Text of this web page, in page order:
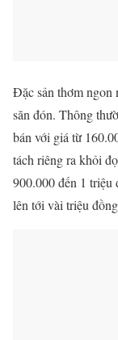
Đặc sản thơm ngon
săn đón. Thông
bán với giá từ
tách riêng ra khỏi
900.000 đến 1
lên tới vài triệu